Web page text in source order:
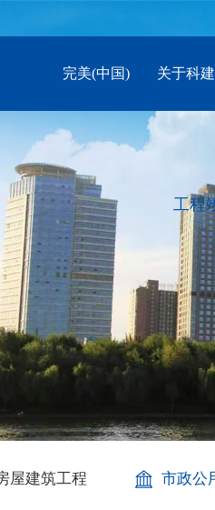
关于科建
完美(中国)
工程
屋建筑工程 市政公